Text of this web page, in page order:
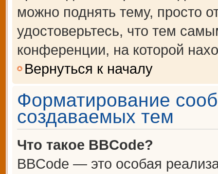
можно поднять тему, просто
удостоверьтесь, что тем
конференции, на которой
Вернуться к началу
Форматирование
создаваемых тем
Что такое BBCode?
BBCode — это особая